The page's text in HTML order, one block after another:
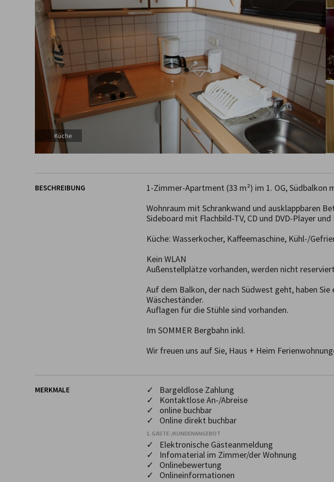
Küche
BESCHREIBUNG
1-Zimmer-Apartment (33 m²) im 1. OG,
Wohnraum mit Schrankwand und ausklappbaren
Sideboard mit Flachbild-TV, CD und DVD-Player und
Küche: Wasserkocher, Kaffeemaschine, Kühl-/
Kein WLAN
Außenstellplätze vorhanden, werden nicht
Auf dem Balkon, der nach Südwest geht, haben
Wäscheständer.
Auflagen für die Stühle sind vorhanden.
Im SOMMER Bergbahn inkl.
Wir freuen uns auf Sie, Haus + Heim
MERKMALE
✓ Bargeldlose Zahlung
✓ Kontaktlose An-/Abreise
✓ online buchbar
✓ Online direkt buchbar
1. GÄSTE-/KUNDENANGEBOT
✓ Elektronische Gästeanmeldung
✓ Infomaterial im Zimmer/der Wohnung
✓ Onlinebewertung
✓ Onlineinformationen